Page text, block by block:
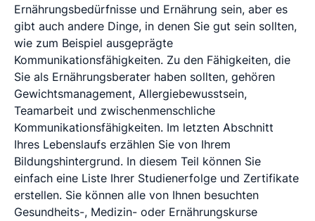
Ernährungsbedürfnisse und Ernährung sein, aber es
gibt auch andere Dinge, in denen Sie gut sein sollten,
wie zum Beispiel ausgeprägte
Kommunikationsfähigkeiten. Zu den Fähigkeiten, die
Sie als Ernährungsberater haben sollten, gehören
Gewichtsmanagement, Allergiebewusstsein,
Teamarbeit und zwischenmenschliche
Kommunikationsfähigkeiten. Im letzten Abschnitt
Ihres Lebenslaufs erzählen Sie von Ihrem
Bildungshintergrund. In diesem Teil können Sie
einfach eine Liste Ihrer Studienerfolge und Zertifikate
erstellen. Sie können alle von Ihnen besuchten
Gesundheits-, Medizin- oder Ernährungskurse